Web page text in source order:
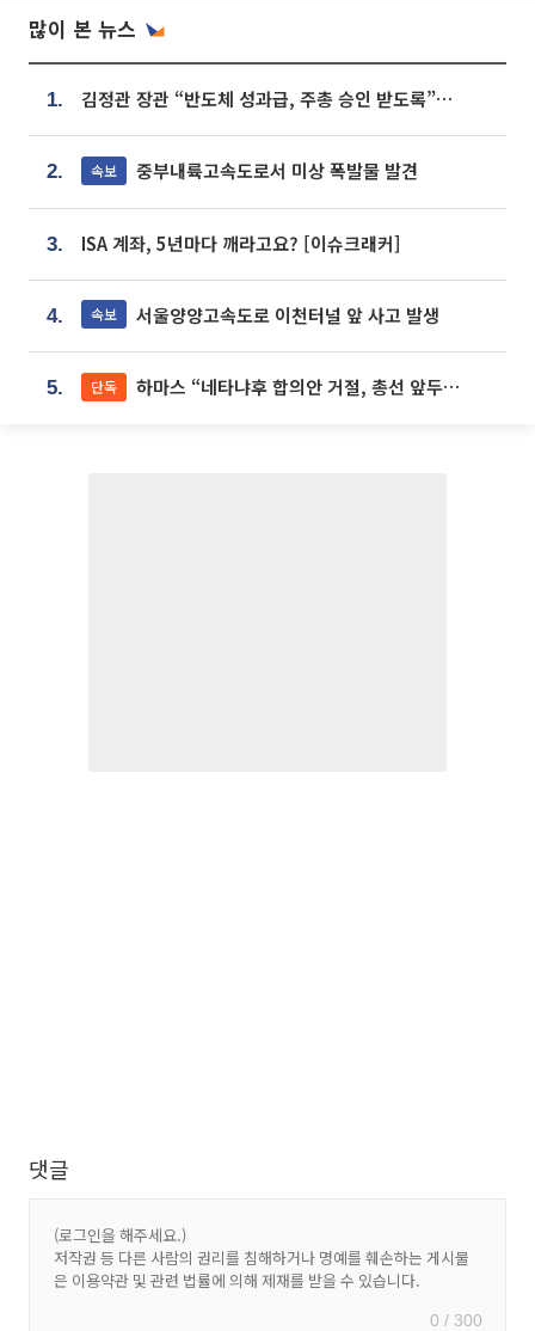
많이 본 뉴스
1. 김정관 장관 “반도체 성과급, 주총 승인 받도록”…상법·자본시장법 개정 시사
2. 속보 중부내륙고속도로서 미상 폭발물 발견
3. ISA 계좌, 5년마다 깨라고요? [이슈크래커]
4. 속보 서울양양고속도로 이천터널 앞 사고 발생
5. 단독 하마스 “네타냐후 합의안 거절, 총선 앞두고 시간 끌기”
댓글
0 / 300